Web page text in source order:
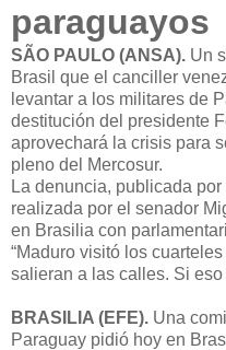
paraguayos
SÃO PAULO (ANSA). Un
Brasil que el canciller
levantar a los militares de
destitución del presidente
aprovechará la crisis para
pleno del Mercosur.
La denuncia, publicada
realizada por el senador
en Brasilia con
“Maduro visitó los
salieran a las calles. Si eso
BRASILIA (EFE). Una
Paraguay pidió hoy en